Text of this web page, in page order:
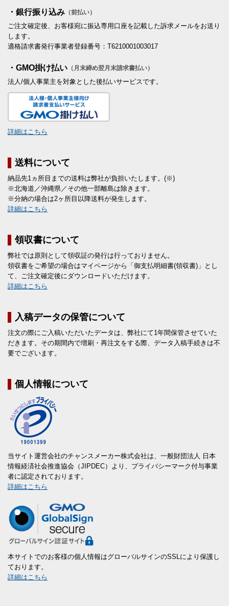
・銀行振り込み （前払い）
ご注文確定後、お客様宛に振込専用口座を記載した訴求メールをお送り
します。
適格請求書発行事業者登録番号：T6210001003017
・GMO掛け払い （月末締め翌月末請求書払い）
法人/個人事業主を対象とした後払いサービスです。
詳細はこちら
送料について
納品先1ヵ所目までの送料は弊社が負担いたします。(※)
※北海道／沖縄県／その他一部離島は除きます。
※分納の場合は2ヶ所目以降送料が発生します。
詳細はこちら
領収書について
弊社では原則として領収証の発行は行っておりません。
領収書をご希望の場合はマイページから「御支払明細書(領収書)」とし
て、ご注文確定後にダウンロードいただけます。
詳細はこちら
入稿データの保管について
注文の際にご入稿いただいたデータは、弊社にて1年間保管させていた
だきます。その期間内で増刷・再注文をする際、データ入稿手続きは不
要でございます。
個人情報について
当サイト運営会社のチャンスメーカー株式会社は、一般財団法人 日本
情報経済社会推進協会（JIPDEC）より、プライバシーマーク付与事業
者に認定されております。
詳細はこちら
本サイトでのお客様の個人情報はグローバルサインのSSLにより保護し
ております。
詳細はこちら